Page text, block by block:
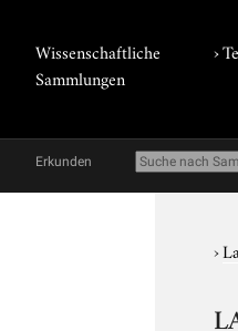
Wissenschaftliche
Sammlungen
›
Erkunden
›